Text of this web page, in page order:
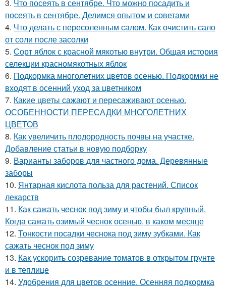
3. Что посеять в сентябре. Что можно посадить и
посеять в сентябре. Делимся опытом и советами
4. Что делать с пересоленным салом. Как очистить сало
от соли после засолки
5. Сорт яблок с красной мякотью внутри. Общая история
селекции красномякотных яблок
6. Подкормка многолетних цветов осенью. Подкормки не
входят в осенний уход за цветником
7. Какие цветы сажают и пересаживают осенью.
ОСОБЕННОСТИ ПЕРЕСАДКИ МНОГОЛЕТНИХ
ЦВЕТОВ
8. Как увеличить плодородность почвы на участке.
Добавление статьи в новую подборку
9. Варианты заборов для частного дома. Деревянные
заборы
10. Янтарная кислота польза для растений. Список
лекарств
11. Как сажать чеснок под зиму и чтобы был крупный.
Когда сажать озимый чеснок осенью, в каком месяце
12. Тонкости посадки чеснока под зиму зубками. Как
сажать чеснок под зиму
13. Как ускорить созревание томатов в открытом грунте
и в теплице
14. Удобрения для цветов осенние. Осенняя подкормка